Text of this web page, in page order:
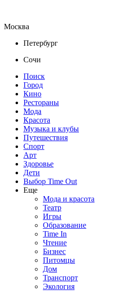
Москва
Петербург
Сочи
Поиск
Город
Кино
Рестораны
Мода
Красота
Музыка и клубы
Путешествия
Спорт
Арт
Здоровье
Дети
Выбор Time Out
Еще
Мода и красота
Театр
Игры
Образование
Time In
Чтение
Бизнес
Питомцы
Дом
Транспорт
Экология